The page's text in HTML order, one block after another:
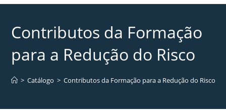
Contributos da Formação
para a Redução do Risco
> Catálogo > Contributos da Formação para a Redução do Risco